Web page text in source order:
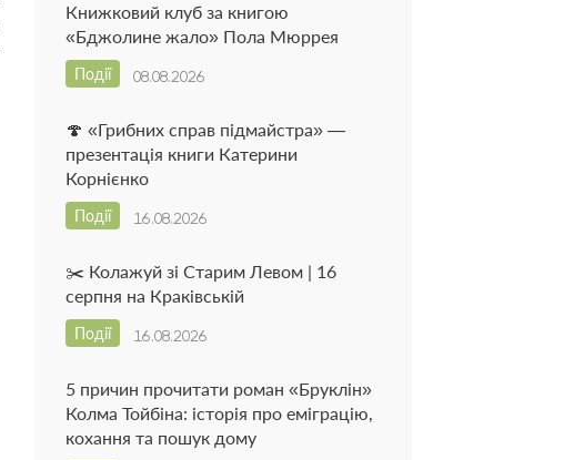
Книжковий клуб за книгою
«Бджолине жало» Пола Мюррея
08.08.2026
Події
🍄 «Грибних справ підмайстра» —
презентація книги Катерини
Корнієнко
16.08.2026
Події
✂️ Колажуй зі Старим Левом | 16
серпня на Краківській
16.08.2026
Події
5 причин прочитати роман «Бруклін»
Колма Тойбіна: історія про еміграцію,
кохання та пошук дому